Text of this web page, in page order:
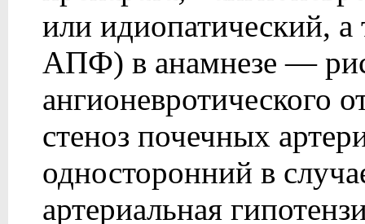
или идиопатический,
АПФ) в анамнезе —
ангионевротического
стеноз почечных
односторонний в
артериальная